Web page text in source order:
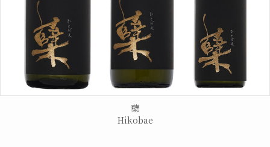
蘖
Hikobae